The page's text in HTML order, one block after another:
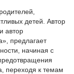
детей. Автор
автор
предлагает
начиная с
переходя к темам